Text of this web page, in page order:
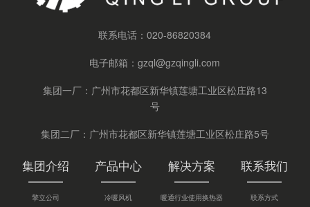
联系电话：020-86820384
电子邮箱：gzql@gzqingli.com
集团一厂：广州市花都区新华镇莲塘工业区松庄路13
号
集团二厂：广州市花都区新华镇莲塘工业区松庄路5号
集团介绍
擎立公司
产品中心
冷暖风机
解决方案
暖通行业使用换热器
联系我们
联系方式